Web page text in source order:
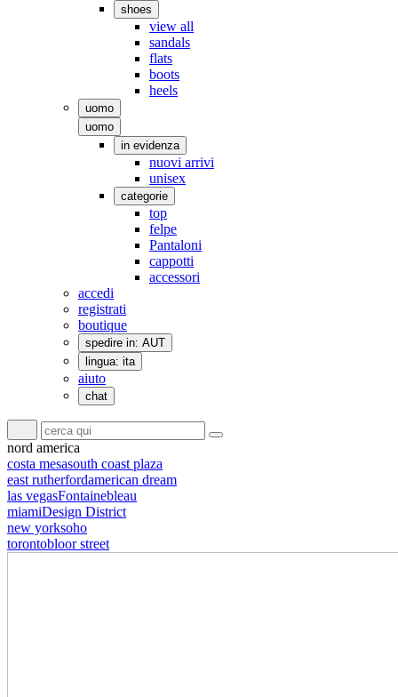
shoes
view all
sandals
flats
boots
heels
uomo
uomo
in evidenza
nuovi arrivi
unisex
categorie
top
felpe
Pantaloni
cappotti
accessori
accedi
registrati
boutique
spedire in: AUT
lingua: ita
aiuto
chat
nord america
costa mesasouth coast plaza
east rutherfordamerican dream
las vegasFontainebleau
miamiDesign District
new yorksoho
torontobloor street